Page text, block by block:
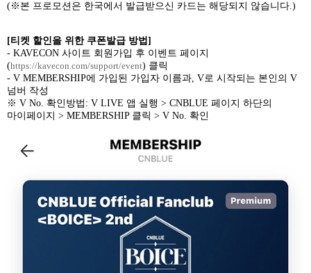
(※본 프로모션은 한국에서 발급받으신 카드는 해당되지 않습니다.)
[티켓 할인을 위한 쿠폰발급 방법 ]
- KAVECON 사이트 회원가입 후 이벤트 페이지
(https://kavecon.com/support/event) 클릭
- V MEMBERSHIP에 가입된 가입자 이름과, V로 시작되는 본인의 V
넘버 작성
※ V No. 확인방법 : V LIVE 앱 실행 > CNBLUE 페이지 하단의
마이페이지 > MEMBERSHIP 클릭 > V No. 확인